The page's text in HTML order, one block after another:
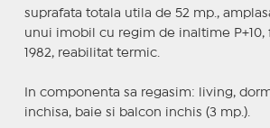
suprafata totala utila de 52 mp.,
unui imobil cu regim de inaltime P+10,
1982, reabilitat termic.
In componenta sa regasim: living,
inchisa, baie si balcon inchis (3 mp.).